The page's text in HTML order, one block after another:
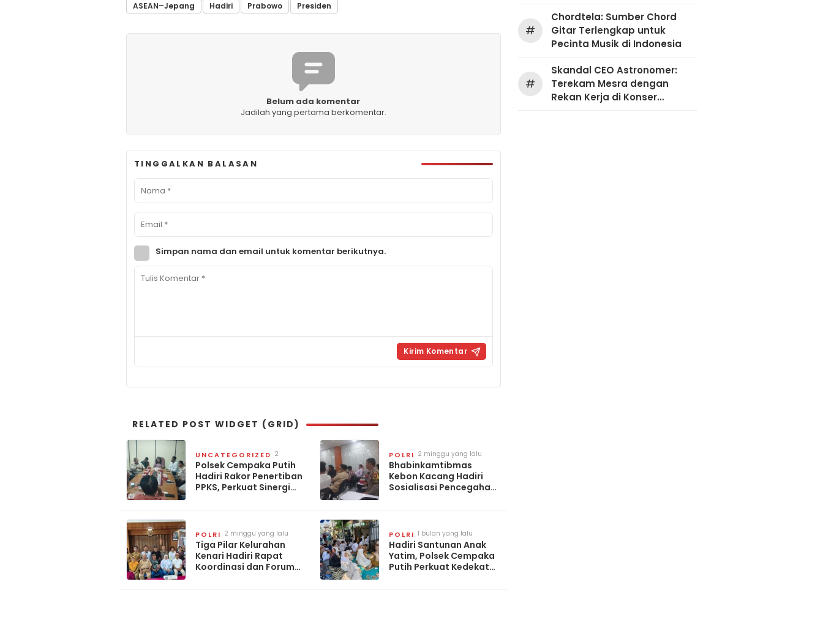
ASEAN–Jepang Hadiri Prabowo Presiden
Belum ada komentar
Jadilah yang pertama berkomentar.
TINGGALKAN BALASAN
Simpan nama dan email untuk komentar berikutnya.
RELATED POST WIDGET (GRID)
UNCATEGORIZED 2
minggu
yang
lalu
Polsek Cempaka Putih
Hadiri Rakor Penertiban
PPKS, Perkuat Sinergi
POLRI 2 minggu yang lalu
Bhabinkamtibmas
Kebon Kacang Hadiri
Sosialisasi Pencegahan
Berhadapan dengan
Hukum
POLRI 2 minggu yang lalu
Tiga Pilar Kelurahan
Kenari Hadiri Rapat
Koordinasi dan Forum
POLRI 1 bulan yang lalu
Hadiri Santunan Anak
Yatim, Polsek Cempaka
Putih Perkuat Kedekatan
#
Chordtela: Sumber Chord
Gitar Terlengkap untuk
Pecinta Musik di Indonesia
#
Skandal CEO Astronomer:
Terekam Mesra dengan
Rekan Kerja di Konser